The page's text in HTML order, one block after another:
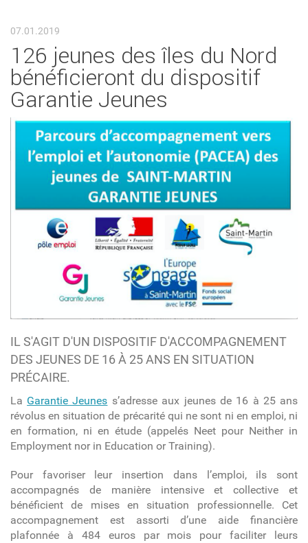
07.01.2019
126 jeunes des îles du Nord
bénéficieront du dispositif
Garantie Jeunes
IL S'AGIT D'UN DISPOSITIF D'ACCOMPAGNEMENT
DES JEUNES DE 16 À 25 ANS EN SITUATION
PRÉCAIRE.
La Garantie Jeunes s’adresse aux jeunes de 16 à 25 ans
révolus en situation de précarité qui ne sont ni en emploi, ni
en formation, ni en étude (appelés Neet pour Neither in
Employment nor in Education or Training).
Pour favoriser leur insertion dans l’emploi, ils sont
accompagnés de manière intensive et collective et
bénéficient de mises en situation professionnelle. Cet
accompagnement est assorti d’une aide financière
plafonnée à 484 euros par mois pour faciliter leurs